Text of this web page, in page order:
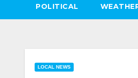
POLITICAL
LOCAL NEWS